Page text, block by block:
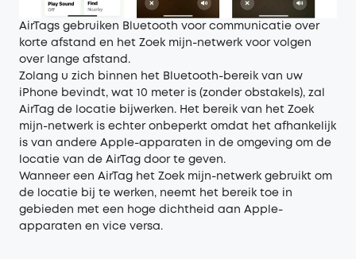
AirTags gebruiken Bluetooth voor communicatie over
korte afstand en het Zoek mijn-netwerk voor volgen
over lange afstand.
Zolang u zich binnen het Bluetooth-bereik van uw
iPhone bevindt, wat 10 meter is (zonder obstakels), zal
AirTag de locatie bijwerken. Het bereik van het Zoek
mijn-netwerk is echter onbeperkt omdat het afhankelijk
is van andere Apple-apparaten in de omgeving om de
locatie van de AirTag door te geven.
Wanneer een AirTag het Zoek mijn-netwerk gebruikt om
de locatie bij te werken, neemt het bereik toe in
gebieden met een hoge dichtheid aan Apple-
apparaten en vice versa.